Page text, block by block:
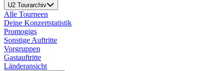
U2 Tourarchiv
Alle Tourneen
Deine Konzertstatistik
Promogigs
Sonstige Auftritte
Vorgruppen
Gastauftritte
Länderansicht